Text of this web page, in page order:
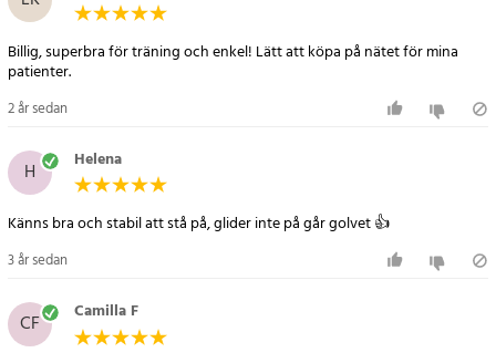
inte används och smidig att ta med dig när du är på resande fot.
Specifikation:
- Storlek: 38 x 32,5 x 6 cm
- Färg: Svart/mörkgrå
Artikelnummer:
Billig, superbra för träning och enkel! Lätt att köpa på nätet för mina
patienter.
2 år sedan
H Helena
Känns bra och stabil att stå på, glider inte på går golvet 👍
3 år sedan
CF Camilla F